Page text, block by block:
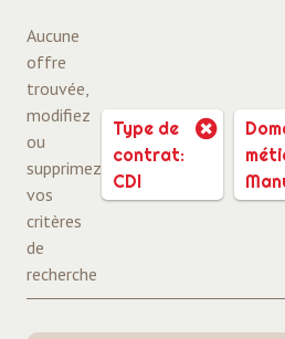
Aucune
offre
trouvée,
modifiez
ou
supprimez
vos
critères
de
recherche
Type de
contrat:
CDI